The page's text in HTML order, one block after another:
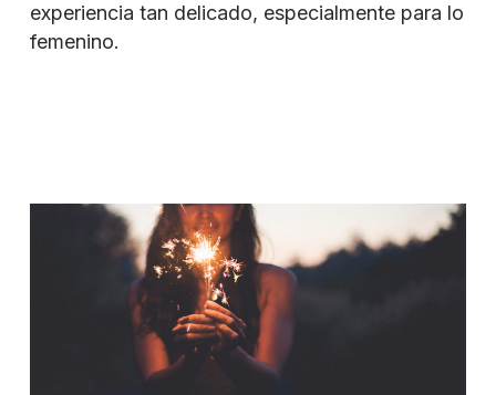
experiencia tan delicado, especialmente para lo
femenino.